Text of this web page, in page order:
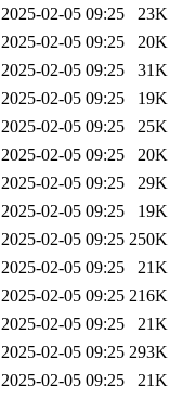
2025-02-05 09:25
23K
2025-02-05 09:25
20K
2025-02-05 09:25
31K
2025-02-05 09:25
19K
2025-02-05 09:25
25K
2025-02-05 09:25
20K
2025-02-05 09:25
29K
2025-02-05 09:25
19K
2025-02-05 09:25 250K
2025-02-05 09:25
21K
2025-02-05 09:25 216K
2025-02-05 09:25
21K
2025-02-05 09:25 293K
2025-02-05 09:25
21K